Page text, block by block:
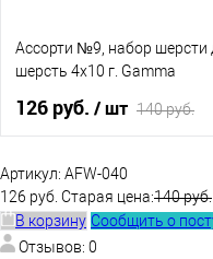
Ассорти №9, набор шерсти
шерсть 4х10 г. Gamma
126 руб. / шт 140 руб.
В избранное
Артикул: AFW-040
126 руб. Старая цена:140 руб.
В корзину Сообщить о
Отзывов: 0